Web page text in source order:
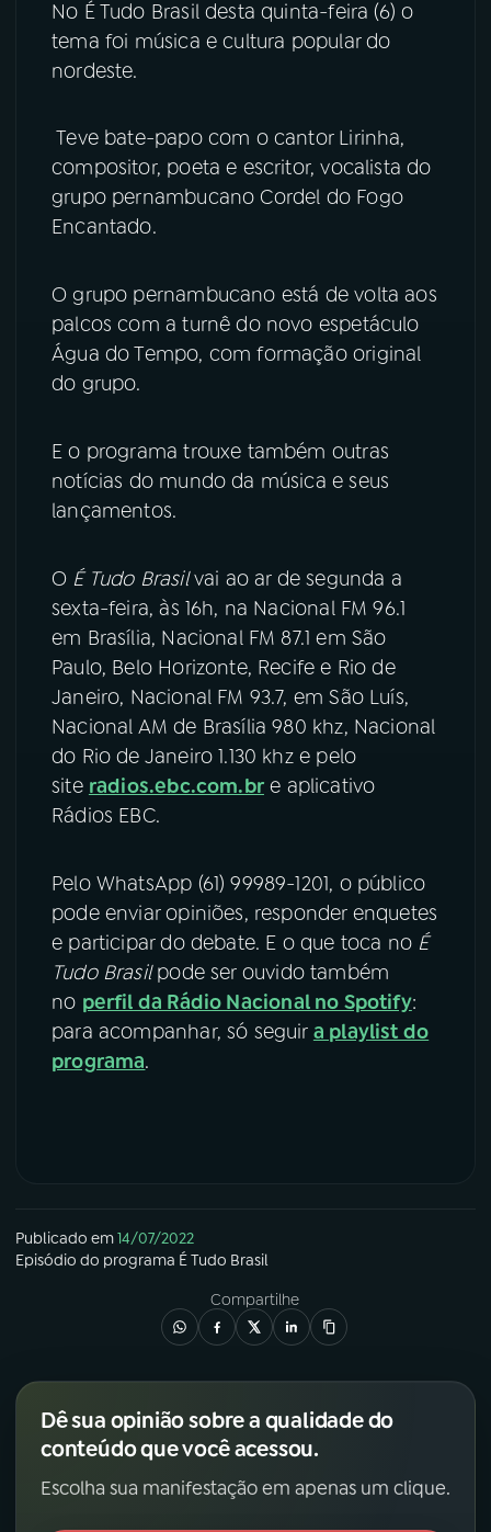
08FESTIVAL DE MÚSICA
ACOMPANHE A RÁDIO NACIONAL
Facebook
TikTok
No É Tudo Brasil desta quinta-feira (6) o
tema foi música e cultura popular do
nordeste.
Teve bate-papo com o cantor Lirinha,
compositor, poeta e escritor, vocalista do
grupo pernambucano Cordel do Fogo
Encantado.
O grupo pernambucano está de volta aos
palcos com a turnê do novo espetáculo
Água do Tempo, com formação original
do grupo.
E o programa trouxe também outras
notícias do mundo da música e seus
lançamentos.
O É Tudo Brasilvai ao ar de segunda a
sexta-feira, às 16h, na Nacional FM 96.1
em Brasília, Nacional FM 87.1 em São
Paulo, Belo Horizonte, Recife e Rio de
Janeiro, Nacional FM 93.7, em São Luís,
Nacional AM de Brasília 980 khz, Nacional
do Rio de Janeiro 1.130 khz e pelo
site radios.ebc.com.bre aplicativo
Rádios EBC.
Pelo WhatsApp (61) 99989-1201, o público
pode enviar opiniões, responder enquetes
e participar do debate. E o que toca no É
Tudo Brasilpode ser ouvido também
no perfil da Rádio Nacional no Spotify:
para acompanhar, só seguir a playlist do
programa.
Publicado em14/07/2022
Episódio do programa É Tudo Brasil
Compartilhe
Dê sua opinião sobre a qualidade do
conteúdo que você acessou.
Escolha sua manifestação em apenas um clique.